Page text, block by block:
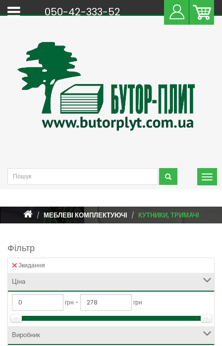
050-42-333-52
МЕБЛЕВІ КОМПЛЕКТУЮЧІ КУТНИКИ, ТРИМАЧІ
Фільтр
Зкидання
Ціна
грн - грн
Виробник